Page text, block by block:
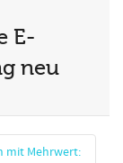
E-
neu
mit Mehrwert: